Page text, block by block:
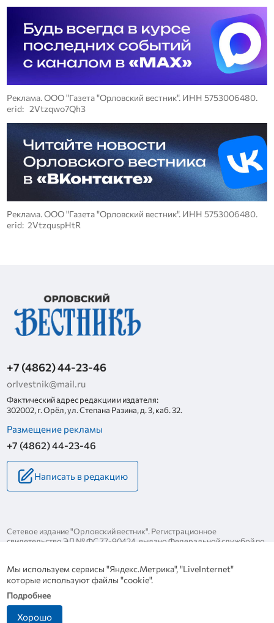
Реклама. ООО "Газета "Орловский вестник". ИНН 5753006480.
erid: 2Vtzqwo7Qh3
Реклама. ООО "Газета "Орловский вестник". ИНН 5753006480.
erid: 2VtzquspHtR
+7 (4862) 44-23-46
orlvestnik@mail.ru
Фактический адрес редакции и издателя:
302002, г. Орёл, ул. Степана Разина, д. 3, каб. 32.
Размещение рекламы
+7 (4862) 44-23-46
Написать в редакцию
Сетевое издание "Орловский вестник". Регистрационное
свидетельство ЭЛ № ФС 77-90424, выдано Федеральной службой по
Политика конфиденциальности
Мы используем сервисы "Яндекс.Метрика", "LiveInternet"
которые используют файлы "cookie".
Подробнее
Хорошо